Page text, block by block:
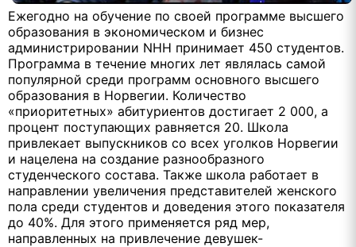
Ежегодно на обучение по своей программе высшего
образования в экономическом и бизнес
администрировании NHH принимает 450 студентов.
Программа в течение многих лет являлась самой
популярной среди программ основного высшего
образования в Норвегии. Количество
«приоритетных» абитуриентов достигает 2 000, а
процент поступающих равняется 20. Школа
привлекает выпускников со всех уголков Норвегии
и нацелена на создание разнообразного
студенческого состава. Также школа работает в
направлении увеличения представителей женского
пола среди студентов и доведения этого показателя
до 40%. Для этого применяется ряд мер,
направленных на привлечение девушек-